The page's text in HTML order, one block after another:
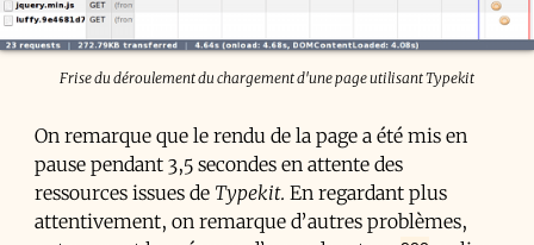
Frise du déroulement du chargement d'une page utilisant Typekit
On remarque que le rendu de la page a été mis en
pause pendant 3,5 secondes en attente des
ressources issues de Typekit. En regardant plus
attentivement, on remarque d’autres problèmes,